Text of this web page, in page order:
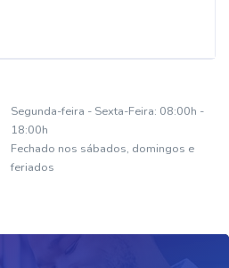
Segunda-feira - Sexta-Feira: 08:00h -
18:00h
Fechado nos sábados, domingos e
feriados